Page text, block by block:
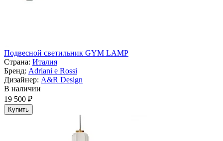
Подвесной светильник GYM LAMP
Страна: Италия
Бренд: Adriani e Rossi
Дизайнер: A&R Design
В наличии
19 500 ₽
Купить